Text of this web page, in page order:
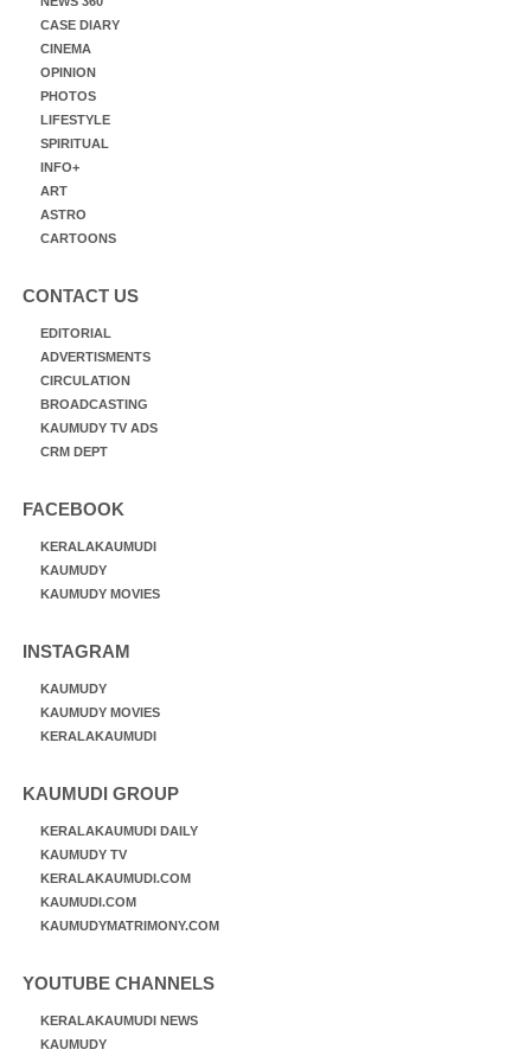
CASE DIARY
CINEMA
OPINION
PHOTOS
LIFESTYLE
SPIRITUAL
INFO+
ART
ASTRO
CARTOONS
CONTACT US
EDITORIAL
ADVERTISMENTS
CIRCULATION
BROADCASTING
KAUMUDY TV ADS
CRM DEPT
FACEBOOK
KERALAKAUMUDI
KAUMUDY
KAUMUDY MOVIES
INSTAGRAM
KAUMUDY
KAUMUDY MOVIES
KERALAKAUMUDI
KAUMUDI GROUP
KERALAKAUMUDI DAILY
KAUMUDY TV
KERALAKAUMUDI.COM
KAUMUDI.COM
KAUMUDYMATRIMONY.COM
YOUTUBE CHANNELS
KERALAKAUMUDI NEWS
KAUMUDY